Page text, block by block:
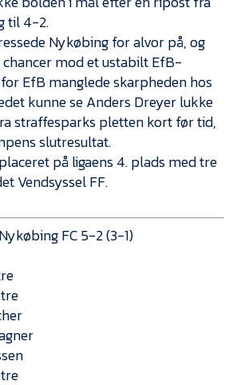
til 4-2.
Nykøbing for alvor på, og
mod et ustabilt EfB-
EfB manglede skarpheden hos
kunne se Anders Dreyer lukke
straffesparks pletten kort før tid,
slutresultat.
på ligaens 4. plads med tre
Vendsyssel FF.
FC 5-2 (3-1)